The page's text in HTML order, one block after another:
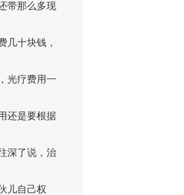
带那么多现
几十块钱，
光疗费用一
还是要根据
深了说，治
儿自己权